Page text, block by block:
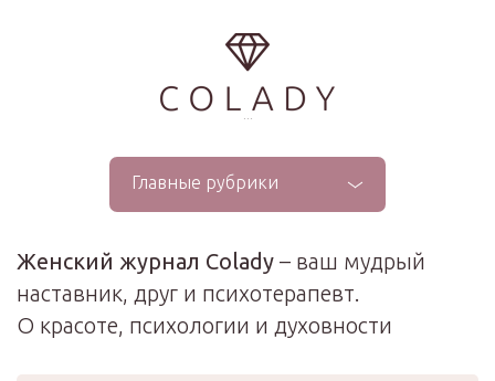
...
Главные рубрики
Женский журнал Colady – ваш мудрый
наставник, друг и психотерапевт.
О красоте, психологии и духовности